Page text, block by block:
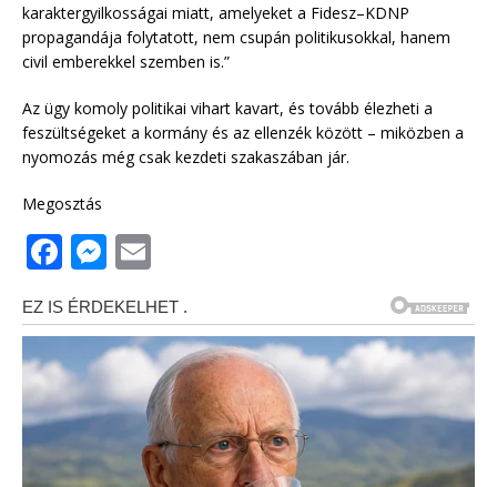
karaktergyilkosságai miatt, amelyeket a Fidesz–KDNP
propagandája folytatott, nem csupán politikusokkal, hanem
civil emberekkel szemben is.”
Az ügy komoly politikai vihart kavart, és tovább élezheti a
feszültségeket a kormány és az ellenzék között – miközben a
nyomozás még csak kezdeti szakaszában jár.
Megosztás
F
a
c
e
b
o
o
M
ss
e
n
g
e
ai
l